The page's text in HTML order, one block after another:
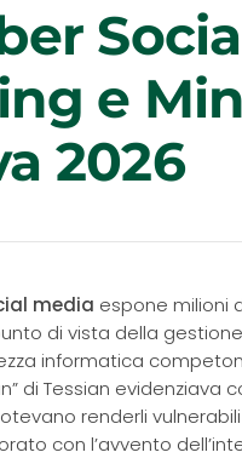
e
2026
media espone milioni
di vista della
informatica
di Tessian
renderli
con l’avvento